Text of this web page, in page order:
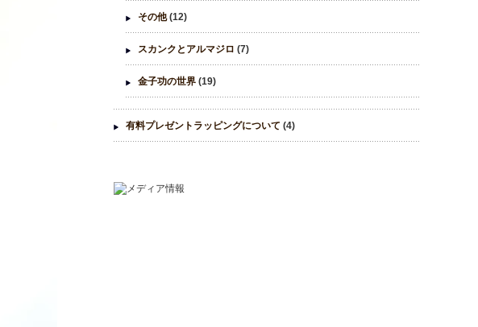
その他(12)
スカンクとアルマジロ (7)
金子功の世界 (19)
有料プレゼントラッピングについて (4)